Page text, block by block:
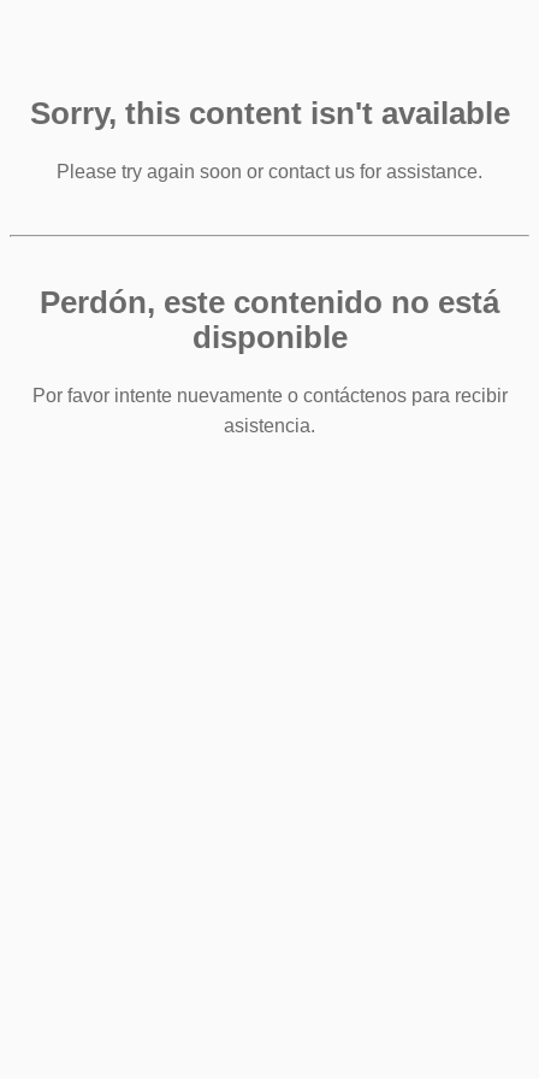
Sorry, this content isn't available
Please try again soon or contact us for assistance.
Perdón, este contenido no está
disponible
Por favor intente nuevamente o contáctenos para recibir
asistencia.